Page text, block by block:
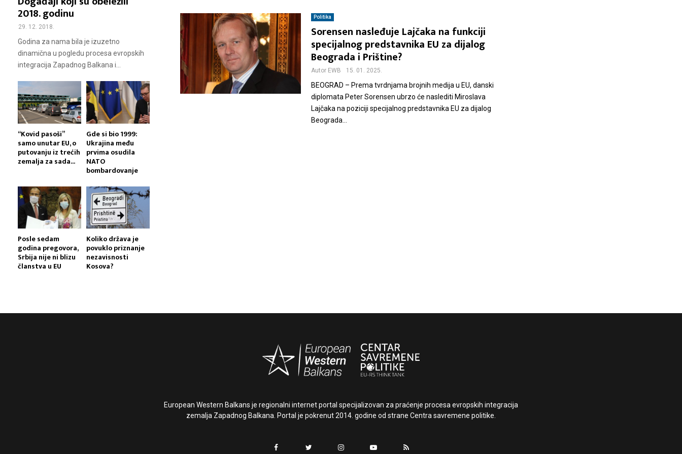
Politika
Sorensen nasleđuje Lajčaka na funkciji
specijalnog predstavnika EU za dijalog
Beograda i Prištine?
Autor EWB 15. 01. 2025.
BEOGRAD – Prema tvrdnjama brojnih medija u EU, danski
diplomata Peter Sorensen ubrzo će naslediti Miroslava
Lajčaka na poziciji specijalnog predstavnika EU za dijalog
Beograda...
2018. godinu
29. 12. 2018.
Godina za nama bila je izuzetno
dinamična u pogledu procesa evropskih
integracija Zapadnog Balkana i...
“Kovid pasoši”
samo unutar EU, o
putovanju iz trećih
zemalja za sada...
Gde si bio 1999:
Ukrajina među
prvima osudila
NATO
bombardovanje
Posle sedam
godina pregovora,
Srbija nije ni blizu
članstva u EU
Koliko država je
povuklo priznanje
nezavisnosti
Kosova?
European Western Balkans je regionalni internet portal specijalizovan za praćenje procesa evropskih integracija
zemalja Zapadnog Balkana. Portal je pokrenut 2014. godine od strane Centra savremene politike.